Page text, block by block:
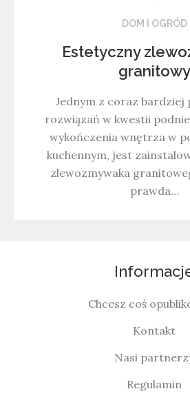
DOM I OGRÓD
Estetyczny
granitowy
Jednym z coraz bardziej
rozwiązań w kwestii
wykończenia wnętrza w
kuchennym, jest
zlewozmywaka
prawda…
Chcesz coś
Kontakt
Nasi
Regulamin